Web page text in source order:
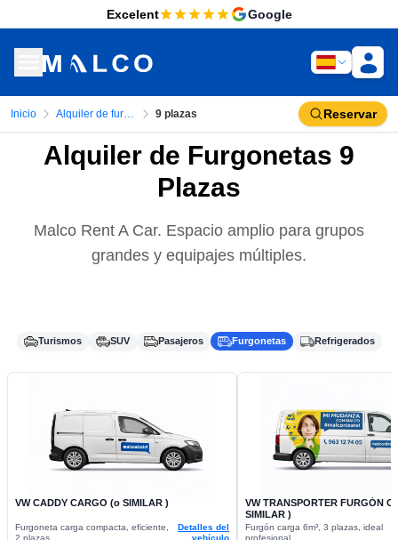
Excelent Google
Inicio Alquiler de furgonetas 9 plazas Reservar
Alquiler de Furgonetas 9
Plazas
Malco Rent A Car. Espacio amplio para grupos
grandes y equipajes múltiples.
Turismos SUV Pasajeros Furgonetas Refrigerados
VW CADDY CARGO (o SIMILAR )
Furgoneta carga compacta, eficiente,
2 plazas
Detalles del
vehículo
VW TRANSPORTER FURGÓN
SIMILAR )
Furgón carga 6m³, 3 plazas, ideal
profesional